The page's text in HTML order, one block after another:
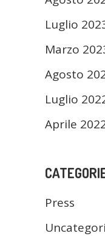
Luglio
Marzo
Agosto
Luglio
Aprile
Press